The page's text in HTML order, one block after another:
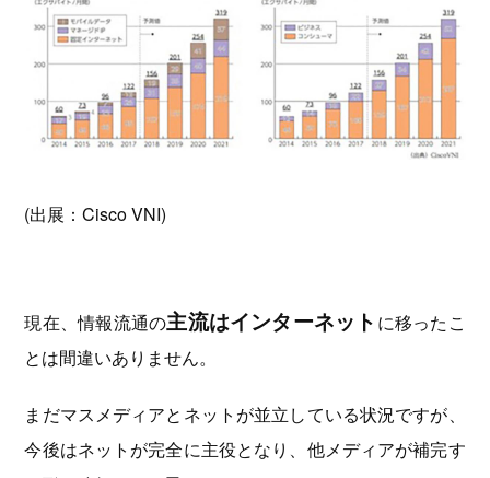
(出展：Cisco VNI)
現在、情報流通の主流はインターネット に移ったこ
とは間違いありません。
まだマスメディアとネットが並立している状況ですが、
今後はネットが完全に主役となり、他メディアが補完す